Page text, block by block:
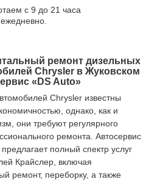
с 9 до 21 часа
ежедневно.
ремонт дизельных
Chrysler в Жуковском
«DS Auto»
Chrysler известны
однако, как и
они требуют регулярного
ремонта. Автосервис
полный спектр услуг
Крайслер, включая
ремонт, переборку, а также